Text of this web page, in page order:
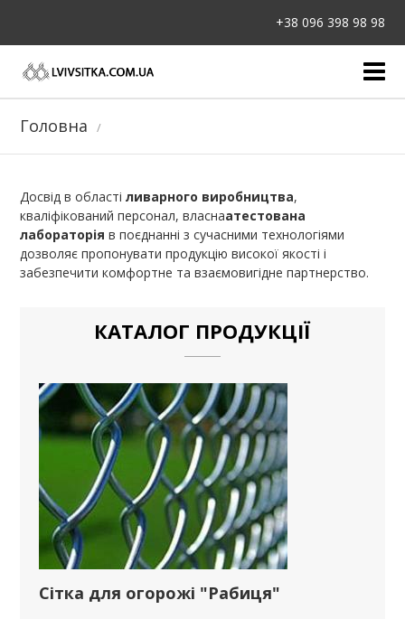
+38 096 398 98 98
Головна
Каталог продукції
Прайс
Контакти
Головна
Досвід в областіливарного виробництва,
кваліфікований персонал, власнаатестована
лабораторія в поєднанні з сучасними технологіями
дозволяє пропонувати продукцію високої якості і
забезпечити комфортне та взаємовигідне партнерство.
КАТАЛОГ ПРОДУКЦІЇ
Сітка для огорожі "Рабиця"